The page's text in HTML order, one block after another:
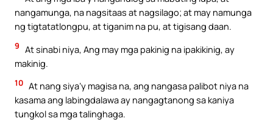
nangamunga, na nagsitaas at nagsilago; at may namunga
ng tigtatatlongpu, at tiganim na pu, at tigisang daan.
9 At sinabi niya, Ang may mga pakinig na ipakikinig, ay
makinig.
10 At nang siya’y magisa na, ang nangasa palibot niya na
kasama ang labingdalawa ay nangagtanong sa kaniya
tungkol sa mga talinghaga.